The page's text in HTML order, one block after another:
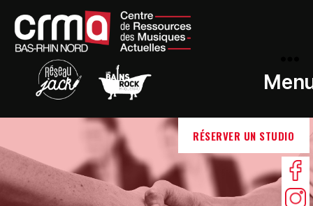
RÉSERVER UN STUDIO